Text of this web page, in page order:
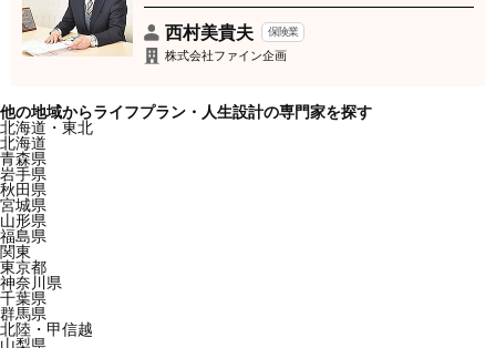
西村美貴夫 保険業
株式会社ファイン企画
他の地域からライフプラン・人生設計の専門家を探す
北海道・東北
北海道
青森県
岩手県
秋田県
宮城県
山形県
福島県
関東
東京都
神奈川県
千葉県
群馬県
北陸・甲信越
山梨県